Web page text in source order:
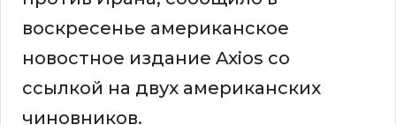
воскресенье американское
новостное издание Axios со
ссылкой на двух американских
чиновников.